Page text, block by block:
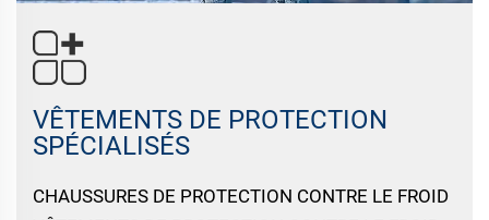
VÊTEMENTS DE PROTECTION
SPÉCIALISÉS
CHAUSSURES DE PROTECTION CONTRE LE FROID